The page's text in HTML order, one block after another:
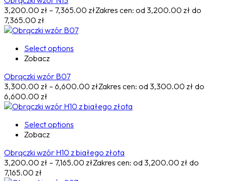
3,200.00 zł – 7,365.00 złZakres cen: od 3,200.00 zł do
7,365.00 zł
Select options
Zobacz
Obrączki wzór B07
3,300.00 zł – 6,600.00 złZakres cen: od 3,300.00 zł do
6,600.00 zł
Select options
Zobacz
Obrączki wzór H10 z białego złota
3,200.00 zł – 7,165.00 złZakres cen: od 3,200.00 zł do
7,165.00 zł